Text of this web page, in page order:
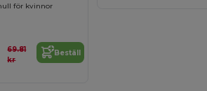
för kvinnor
69.81
kr
Beställ